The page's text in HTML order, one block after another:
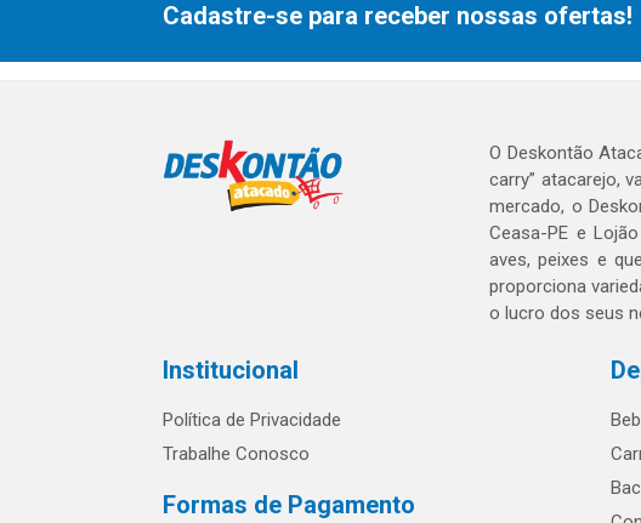
Cadastre-se para receber nossas ofertas!
O Deskontão
carry” atacarejo,
mercado, o
Ceasa-PE e
aves, peixes e
proporciona
o lucro dos seus
Institucional
Política de Privacidade
Trabalhe Conosco
Formas de Pagamento